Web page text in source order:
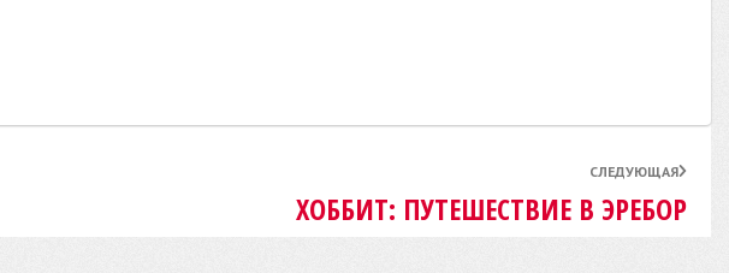
СЛЕДУЮЩАЯ
ХОББИТ: ПУТЕШЕСТВИЕ В ЭРЕБОР